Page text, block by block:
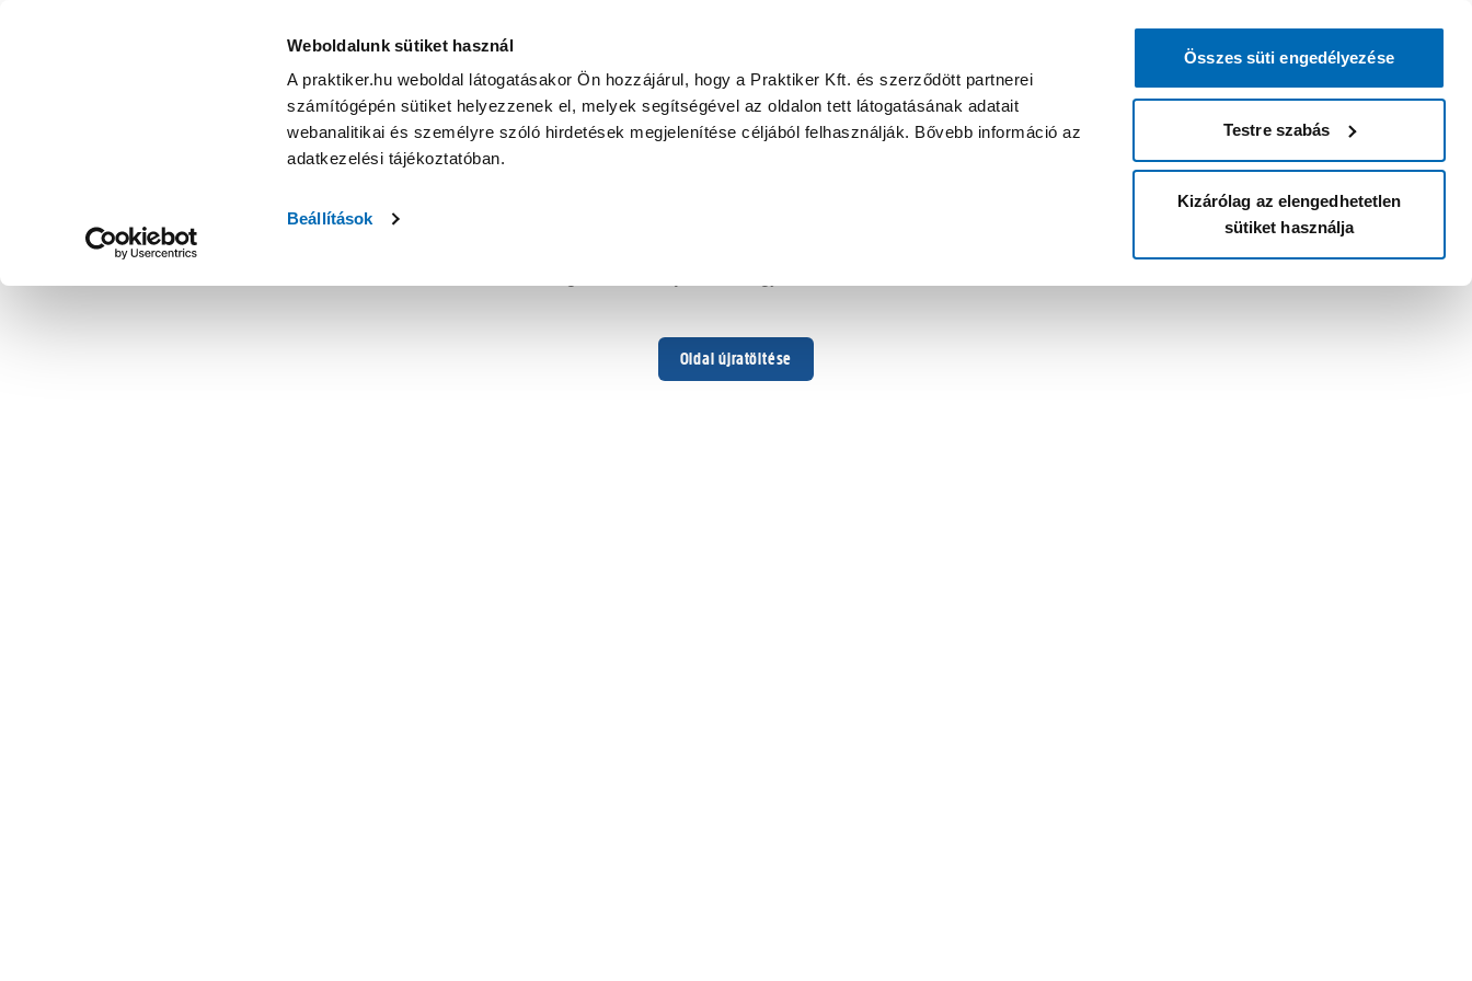
Weboldalunk sütiket használ
A praktiker.hu weboldal látogatásakor Ön hozzájárul, hogy a Praktiker Kft. és szerződött partnerei
számítógépén sütiket helyezzenek el, melyek segítségével az oldalon tett látogatásának adatait
webanalitikai és személyre szóló hirdetések megjelenítése céljából felhasználják. Bővebb információ az
adatkezelési tájékoztatóban.
Beállítások
Összes süti engedélyezése
Testre szabás
Kizárólag az elengedhetetlen
sütiket használja
Oldal újratöltése